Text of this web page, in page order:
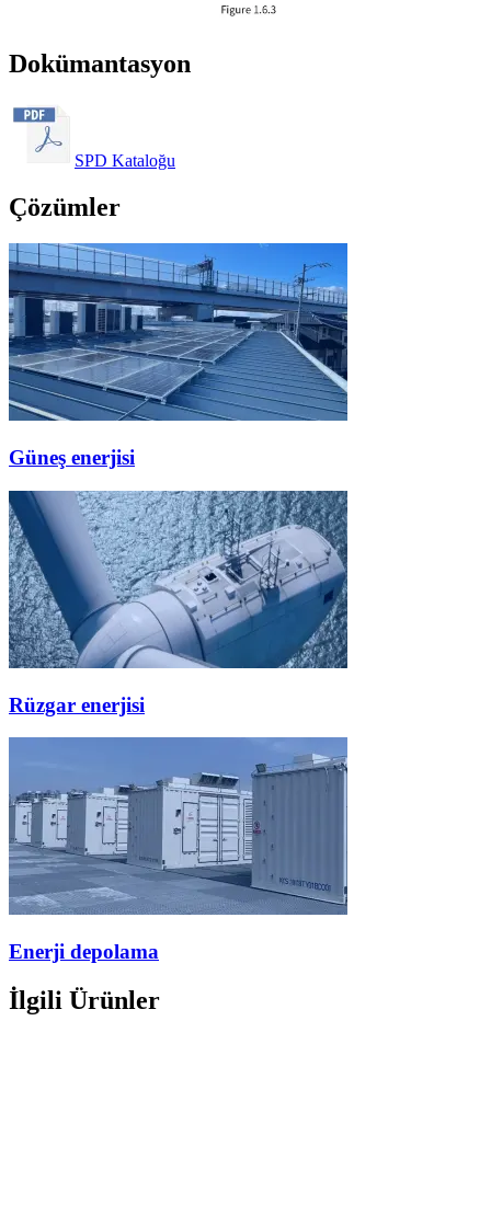
Dokümantasyon
SPD Kataloğu
Çözümler
Güneş enerjisi
Rüzgar enerjisi
Enerji depolama
İlgili Ürünler